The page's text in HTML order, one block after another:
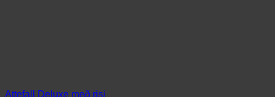
Attefall Deluxe með risi